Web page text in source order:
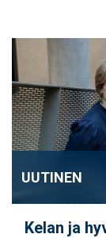
UUTINEN
Kelan ja